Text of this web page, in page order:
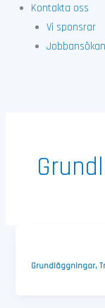
Kontakta oss
Vi sponsrar
Jobbansökan
Grundläggningar,